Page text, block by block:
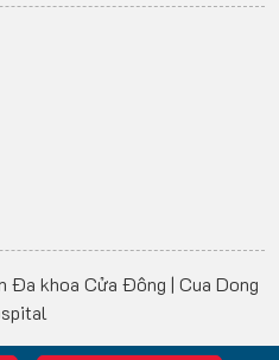
khoa Cửa Đông | Cua Dong